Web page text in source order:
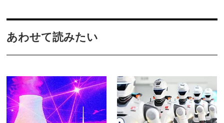
あわせて読みたい